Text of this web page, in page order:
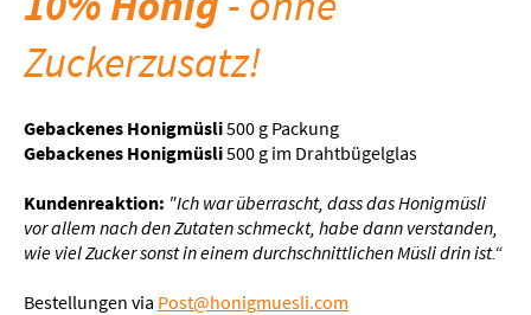
Zuckerzusatz!
Gebackenes Honigmüsli500 g Packung
Gebackenes Honigmüsli500 g im Drahtbügelglas
Kundenreaktion: "Ich war überrascht, dass das Honigmüsli
vor allem nach den Zutaten schmeckt, habe dann verstanden,
wie viel Zucker sonst in einem durchschnittlichen Müsli drin ist.“
Bestellungen via Post@honigmuesli.com​